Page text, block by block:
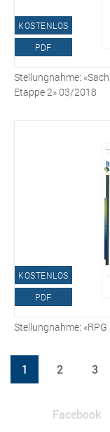
KOSTENLOS
PDF
Stellungnahme:
Etappe 2» 03/2018
KOSTENLOS
PDF
Stellungnahme:
1 2 3
Facebook